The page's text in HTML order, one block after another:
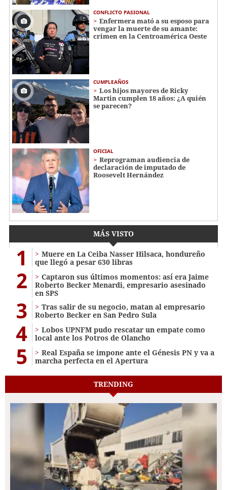
CONFLICTO PASIONAL
Enfermera mató a su esposo para
vengar la muerte de su amante:
crimen en la Centroamérica Oeste
CUMPLEAÑOS
Los hijos mayores de Ricky
Martin cumplen 18 años: ¿A quién
se parecen?
OFICIAL
Reprograman audiencia de
declaración de imputado de
Roosevelt Hernández
MÁS VISTO
1
Muere en La Ceiba Nasser Hilsaca, hondureño
que llegó a pesar 630 libras
2
Captaron sus últimos momentos: así era Jaime
Roberto Becker Menardi​​​, empresario asesinado
en SPS
3
Tras salir de su negocio, matan al empresario
Roberto Becker en San Pedro Sula
4
Lobos UPNFM pudo rescatar un empate como
local ante los Potros de Olancho
5
Real España se impone ante el Génesis PN y va a
marcha perfecta en el Apertura
TRENDING